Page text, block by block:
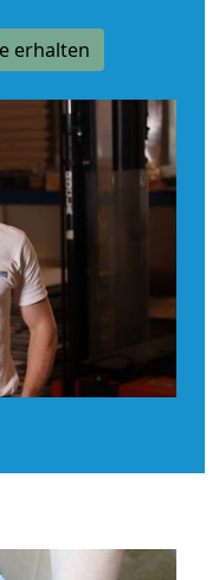
erhalten